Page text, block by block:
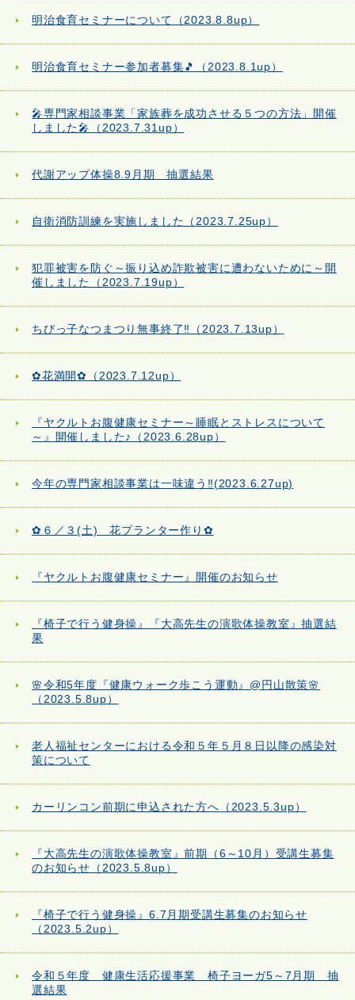
明治食育セミナーについて（2023.8.8up）
明治食育セミナー参加者募集🎵（2023.8.1up）
🎤専門家相談事業「家族葬を成功させる５つの方法」開催
しました🎤（2023.7.31up）
代謝アップ体操8.9月期 抽選結果
自衛消防訓練を実施しました（2023.7.25up）
犯罪被害を防ぐ～振り込め詐欺被害に遭わないために～開
催しました（2023.7.19up）
ちびっ子なつまつり無事終了‼（2023.7.13up）
✿花満開✿（2023.7.12up）
『ヤクルトお腹健康セミナー～睡眠とストレスについて
～』開催しました♪（2023.6.28up）
今年の専門家相談事業は一味違う‼(2023.6.27up)
✿６／３(土) 花プランター作り✿
『ヤクルトお腹健康セミナー』開催のお知らせ
『椅子で行う健身操』『大高先生の演歌体操教室』抽選結
果
🌸令和5年度『健康ウォーク歩こう運動』@円山散策🌸
（2023.5.8up）
老人福祉センターにおける令和５年５月８日以降の感染対
策について
カーリンコン前期に申込された方へ（2023.5.3up）
『大高先生の演歌体操教室』前期（6～10月）受講生募集
のお知らせ（2023.5.8up）
『椅子で行う健身操』6.7月期受講生募集のお知らせ
（2023.5.2up）
令和５年度 健康生活応援事業 椅子ヨーガ5～7月期 抽
選結果